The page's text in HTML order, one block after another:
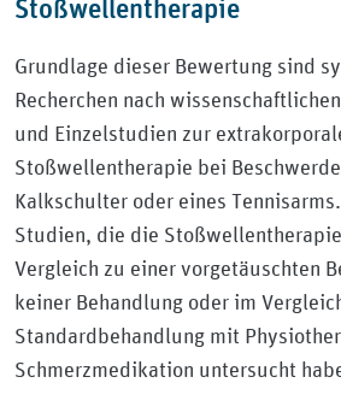
Stoßwellentherapie
Grundlage dieser Bewertung sind
Recherchen nach
und Einzelstudien zur
Stoßwellentherapie bei
Kalkschulter oder eines
Studien, die die
Vergleich zu einer vorgetäuschten
keiner Behandlung oder im
Standardbehandlung mit
Schmerzmedikation untersucht